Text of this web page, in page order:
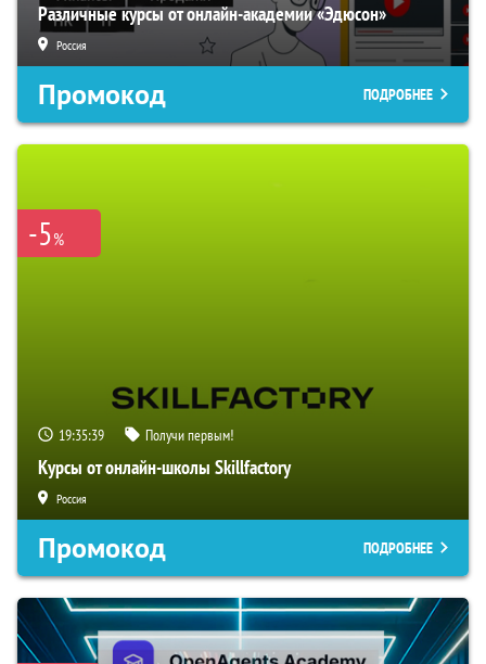
Различные курсы от онлайн-академии «Эдюсон»
Россия
Промокод ПОДРОБНЕЕ
-5%
19:35:38 Получи первым!
Курсы от онлайн-школы Skillfactory
Россия
Промокод ПОДРОБНЕЕ